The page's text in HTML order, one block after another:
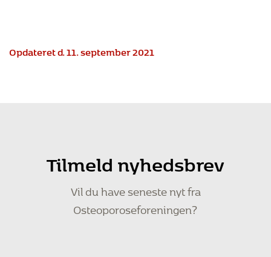
Opdateret d. 11. september 2021
Tilmeld nyhedsbrev
Vil du have seneste nyt fra
Osteoporoseforeningen?